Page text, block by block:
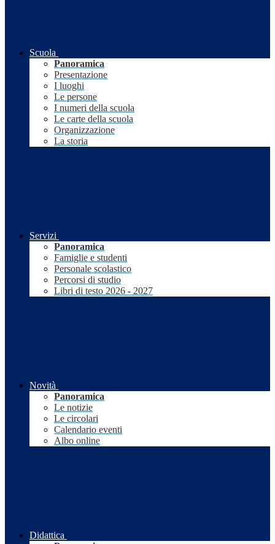
Scuola
Panoramica
Presentazione
I luoghi
Le persone
I numeri della scuola
Le carte della scuola
Organizzazione
La storia
Servizi
Panoramica
Famiglie e studenti
Personale scolastico
Percorsi di studio
Libri di testo 2026 - 2027
Novità
Panoramica
Le notizie
Le circolari
Calendario eventi
Albo online
Didattica